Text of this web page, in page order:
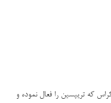
که تریپسین را فعال نموده و